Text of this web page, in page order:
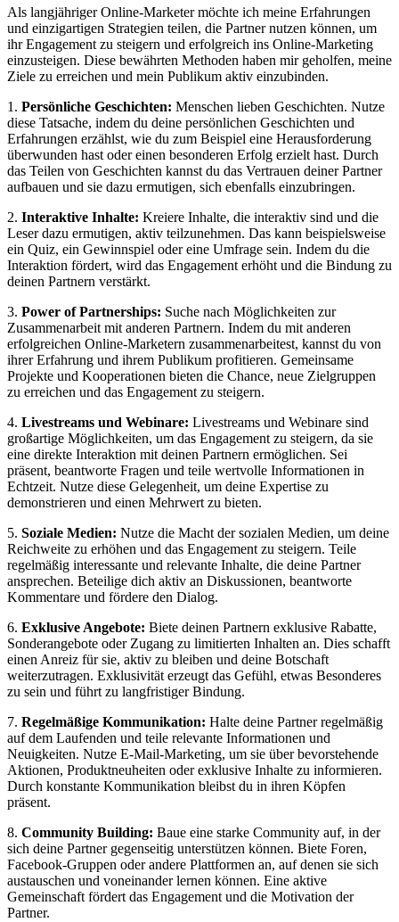
Als langjähriger Online-Marketer möchte ich meine Erfahrungen
und einzigartigen Strategien teilen, die Partner nutzen können, um
ihr Engagement zu steigern und erfolgreich ins Online-Marketing
einzusteigen. Diese bewährten Methoden haben mir geholfen, meine
Ziele zu erreichen und mein Publikum aktiv einzubinden.
1. Persönliche Geschichten: Menschen lieben Geschichten. Nutze
diese Tatsache, indem du deine persönlichen Geschichten und
Erfahrungen erzählst, wie du zum Beispiel eine Herausforderung
überwunden hast oder einen besonderen Erfolg erzielt hast. Durch
das Teilen von Geschichten kannst du das Vertrauen deiner Partner
aufbauen und sie dazu ermutigen, sich ebenfalls einzubringen.
2. Interaktive Inhalte: Kreiere Inhalte, die interaktiv sind und die
Leser dazu ermutigen, aktiv teilzunehmen. Das kann beispielsweise
ein Quiz, ein Gewinnspiel oder eine Umfrage sein. Indem du die
Interaktion fördert, wird das Engagement erhöht und die Bindung zu
deinen Partnern verstärkt.
3. Power of Partnerships: Suche nach Möglichkeiten zur
Zusammenarbeit mit anderen Partnern. Indem du mit anderen
erfolgreichen Online-Marketern zusammenarbeitest, kannst du von
ihrer Erfahrung und ihrem Publikum profitieren. Gemeinsame
Projekte und Kooperationen bieten die Chance, neue Zielgruppen
zu erreichen und das Engagement zu steigern.
4. Livestreams und Webinare: Livestreams und Webinare sind
großartige Möglichkeiten, um das Engagement zu steigern, da sie
eine direkte Interaktion mit deinen Partnern ermöglichen. Sei
präsent, beantworte Fragen und teile wertvolle Informationen in
Echtzeit. Nutze diese Gelegenheit, um deine Expertise zu
demonstrieren und einen Mehrwert zu bieten.
5. Soziale Medien: Nutze die Macht der sozialen Medien, um deine
Reichweite zu erhöhen und das Engagement zu steigern. Teile
regelmäßig interessante und relevante Inhalte, die deine Partner
ansprechen. Beteilige dich aktiv an Diskussionen, beantworte
Kommentare und fördere den Dialog.
6. Exklusive Angebote: Biete deinen Partnern exklusive Rabatte,
Sonderangebote oder Zugang zu limitierten Inhalten an. Dies schafft
einen Anreiz für sie, aktiv zu bleiben und deine Botschaft
weiterzutragen. Exklusivität erzeugt das Gefühl, etwas Besonderes
zu sein und führt zu langfristiger Bindung.
7. Regelmäßige Kommunikation: Halte deine Partner regelmäßig
auf dem Laufenden und teile relevante Informationen und
Neuigkeiten. Nutze E-Mail-Marketing, um sie über bevorstehende
Aktionen, Produktneuheiten oder exklusive Inhalte zu informieren.
Durch konstante Kommunikation bleibst du in ihren Köpfen
präsent.
8. Community Building: Baue eine starke Community auf, in der
sich deine Partner gegenseitig unterstützen können. Biete Foren,
Facebook-Gruppen oder andere Plattformen an, auf denen sie sich
austauschen und voneinander lernen können. Eine aktive
Gemeinschaft fördert das Engagement und die Motivation der
Partner.